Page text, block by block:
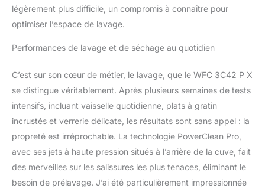
légèrement plus difficile, un compromis à connaître pour
optimiser l’espace de lavage.
Performances de lavage et de séchage au quotidien
C’est sur son cœur de métier, le lavage, que le WFC 3C42 P X
se distingue véritablement. Après plusieurs semaines de tests
intensifs, incluant vaisselle quotidienne, plats à gratin
incrustés et verrerie délicate, les résultats sont sans appel : la
propreté est irréprochable. La technologie PowerClean Pro,
avec ses jets à haute pression situés à l’arrière de la cuve, fait
des merveilles sur les salissures les plus tenaces, éliminant le
besoin de prélavage. J’ai été particulièrement impressionnée